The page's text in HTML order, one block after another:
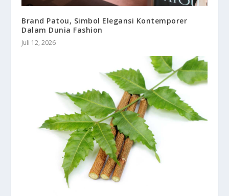
Brand Patou, Simbol Elegansi Kontemporer
Dalam Dunia Fashion
Juli 12, 2026